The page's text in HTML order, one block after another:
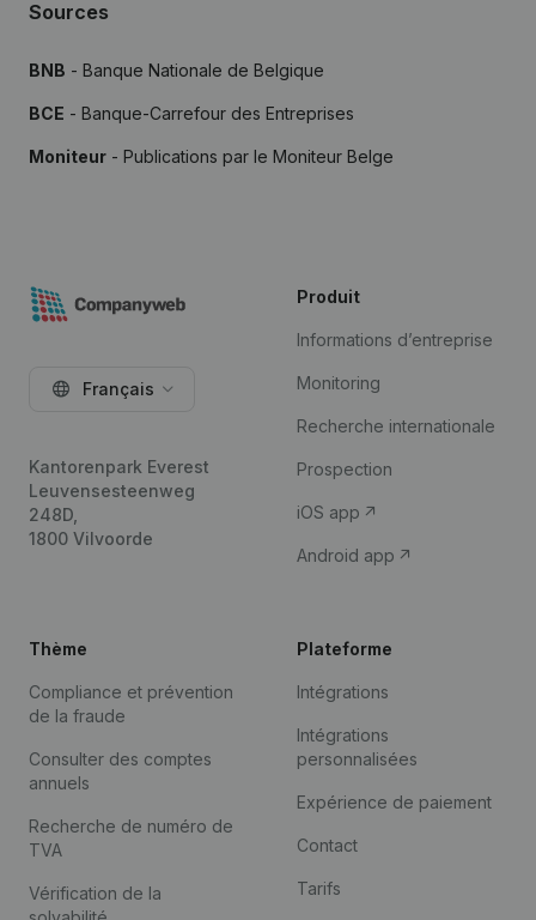
Sources
BNB - Banque Nationale de Belgique
BCE - Banque-Carrefour des Entreprises
Moniteur - Publications par le Moniteur Belge
Français
Kantorenpark Everest
Leuvensesteenweg
248D,
1800 Vilvoorde
Produit
Informations d’entreprise
Monitoring
Recherche internationale
Prospection
iOS app
Android app
Thème
Compliance et prévention
de la fraude
Consulter des comptes
annuels
Recherche de numéro de
TVA
Vérification de la
Plateforme
Intégrations
Intégrations
personnalisées
Expérience de paiement
Contact
Tarifs